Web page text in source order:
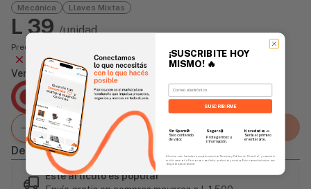
Mecánica Llaves Mixtas
L 39/unidad
Precio incluye impuesto sobre ventas
Agotado
Vendido Por:
Agencia Global
2 días - Tiempo de Entrega Promedio
Agregar al carrito
Descripción
Este artículo es popular
¡SUSCRIBITE HOY
MISMO! 🔥
Email
SUSCRIBIRME
Sin Spam 🚫
Solo contenido
de valor.
Seguro 🔒
Protegemos tu
información.
Novedades 📣
Serás el primero
en enterarte.
Al enviar este formulario, aceptás nuestros Términos y Política de Privacidad, y consentís
recibir correos de Fierros con novedades, productos y eventos. Este consentimiento no es
obligatorio para comprar.